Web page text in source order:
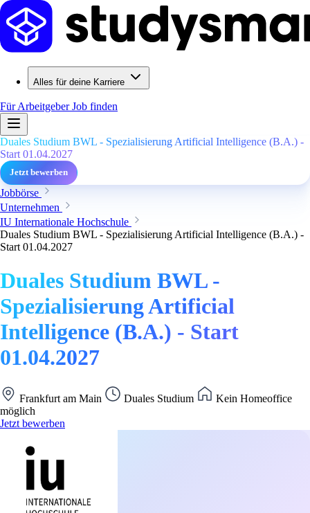
Alles für deine Karriere
Für ArbeitgeberJob finden
Duales Studium BWL - Spezialisierung Artificial Intelligence (B.A.) -
Start 01.04.2027
Jetzt bewerben
Jobbörse
Unternehmen
IU Internationale Hochschule
Duales Studium BWL - Spezialisierung Artificial Intelligence (B.A.) -
Start 01.04.2027
Duales Studium BWL -
Spezialisierung Artificial
Intelligence (B.A.) - Start
01.04.2027
Frankfurt am Main Duales Studium
Kein Homeoffice
möglich
Jetzt bewerben